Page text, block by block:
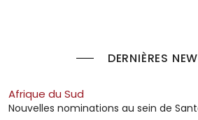
DERNIÈRES
Afrique du Sud
Nouvelles nominations au sein de